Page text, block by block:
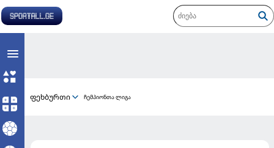
ფეხბურთი ჩემპიონთა ლიგა